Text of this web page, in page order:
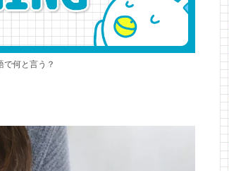
で何と言う？